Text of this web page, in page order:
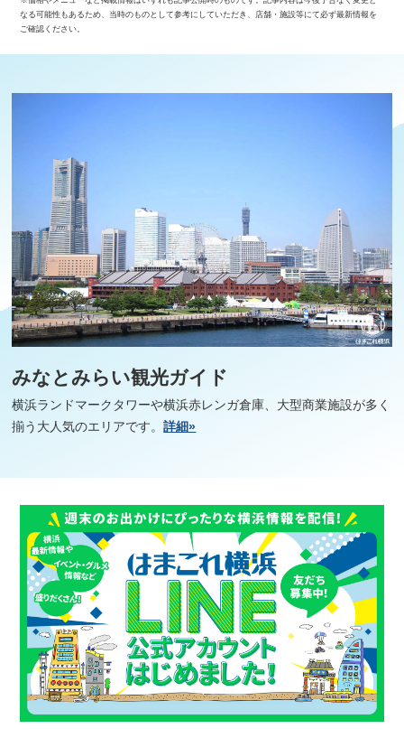
なる可能性もあるため、当時のものとして参考にしていただき、店舗・施設等にて必ず最新情報を
ご確認ください。
みなとみらい観光ガイド
横浜ランドマークタワーや横浜赤レンガ倉庫、大型商業施設が多く
揃う大人気のエリアです。詳細»